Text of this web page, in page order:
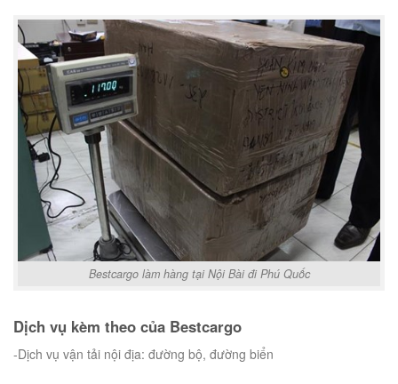
Bestcargo làm hàng tại Nội Bài đi Phú Quốc
Dịch vụ kèm theo của Bestcargo
-Dịch vụ vận tải nội địa: đường bộ, đường biển